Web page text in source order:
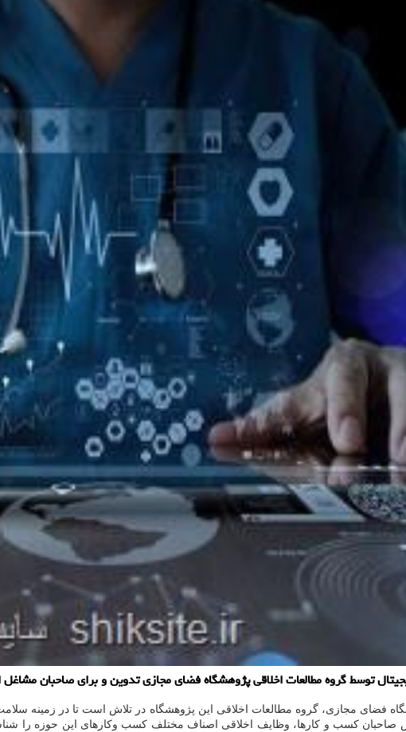
توسط گروه مطالعات اخلاقی پژوهشگاه فضای مجازی تدوین و برای صاحبان
فضای مجازی، گروه مطالعات اخلاقی این پژوهشگاه در تلاش است تا در زمینه
کسب و کارها، وظایف اخلاقی اصناف مختلف کسب وکارهای این حوزه را